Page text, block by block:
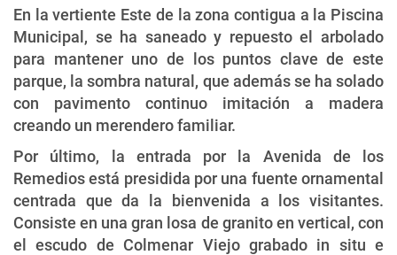
En la vertiente Este de la zona contigua a la Piscina
Municipal, se ha saneado y repuesto el arbolado
para mantener uno de los puntos clave de este
parque, la sombra natural, que además se ha solado
con pavimento continuo imitación a madera
creando un merendero familiar.
Por último, la entrada por la Avenida de los
Remedios está presidida por una fuente ornamental
centrada que da la bienvenida a los visitantes.
Consiste en una gran losa de granito en vertical, con
el escudo de Colmenar Viejo grabado in situ e